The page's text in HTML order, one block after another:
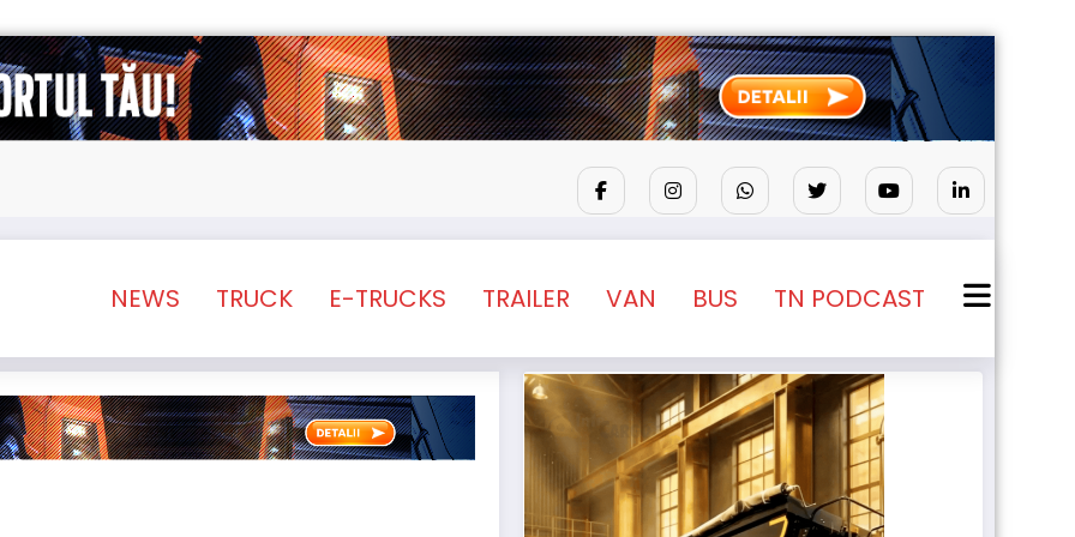
NEWS TRUCK E-TRUCKS TRAILER VAN BUS TN PODCAST
STIRI
Lars Ljungström a fost numit director
NEWS STIRI